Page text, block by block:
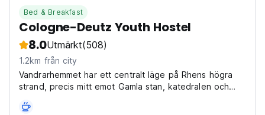
Bed & Breakfast
Cologne-Deutz Youth Hostel
8.0Utmärkt(508)
1.2km från city
Vandrarhemmet har ett centralt läge på Rhens högra
strand, precis mitt emot Gamla stan, katedralen och